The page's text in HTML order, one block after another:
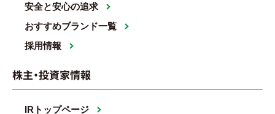
安全と安心の追求
おすすめブランド一覧
採用情報
株主・投資家情報
IRトップページ